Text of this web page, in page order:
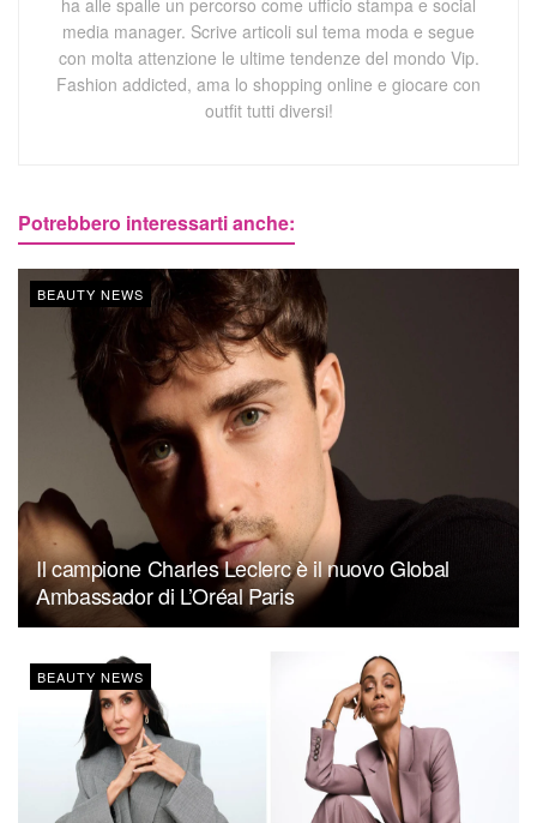
ha alle spalle un percorso come ufficio stampa e social
media manager. Scrive articoli sul tema moda e segue
con molta attenzione le ultime tendenze del mondo Vip.
Fashion addicted, ama lo shopping online e giocare con
outfit tutti diversi!
Potrebbero interessarti anche:
BEAUTY NEWS
Il campione Charles Leclerc è il nuovo Global
Ambassador di L’Oréal Paris
BEAUTY NEWS